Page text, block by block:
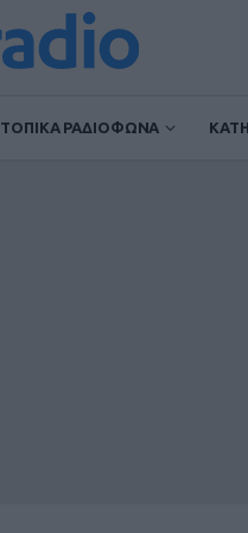
ΤΟΠΙΚΑ ΡΑΔΙΟΦΩΝΑ